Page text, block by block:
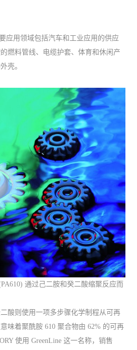
应用领域包括汽车和工业应用的供应
燃料管线、电缆护套、体育和休闲产
壳。
通过己二胺和癸二酸缩聚反应而
酸则使用一项多步骤化学制程从可再
味着聚酰胺 610 聚合物由 62% 的可再
使用 GreenLine 这一名称，销售